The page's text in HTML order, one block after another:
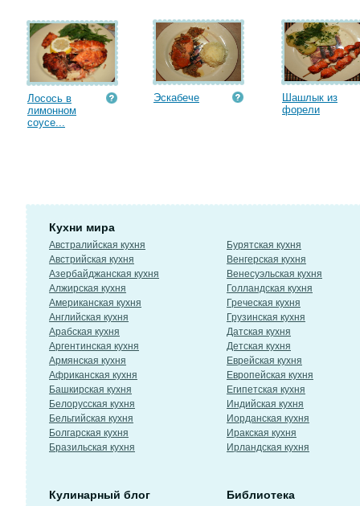
Лосось в
лимонном
соусе...
Эскабече
Шашлык из
форели
Кухни мира
Австралийская кухня
Австрийская кухня
Азербайджанская кухня
Алжирская кухня
Американская кухня
Английская кухня
Арабская кухня
Аргентинская кухня
Армянская кухня
Африканская кухня
Башкирская кухня
Белорусская кухня
Бельгийская кухня
Болгарская кухня
Бразильская кухня
Бурятская кухня
Венгерская кухня
Венесуэльская кухня
Голландская кухня
Греческая кухня
Грузинская кухня
Датская кухня
Детская кухня
Еврейская кухня
Европейская кухня
Египетская кухня
Индийская кухня
Иорданская кухня
Иракская кухня
Ирландская кухня
Кулинарный блог Библиотека